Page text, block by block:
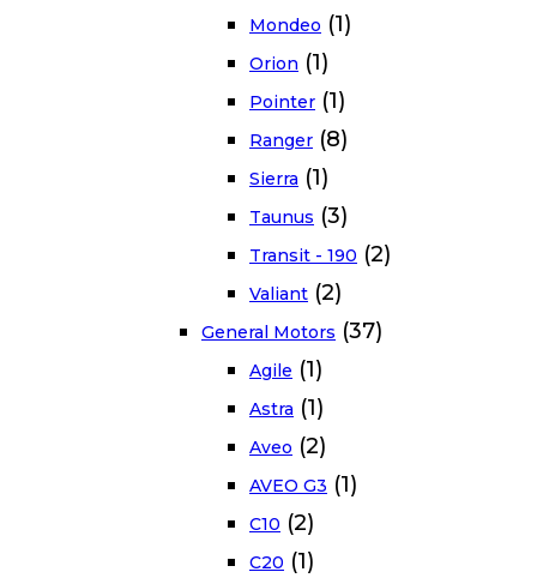
Mondeo (1)
Orion (1)
Pointer (1)
Ranger (8)
Sierra (1)
Taunus (3)
Transit - 190 (2)
Valiant (2)
General Motors (37)
Agile (1)
Astra (1)
Aveo (2)
AVEO G3 (1)
C10 (2)
C20 (1)